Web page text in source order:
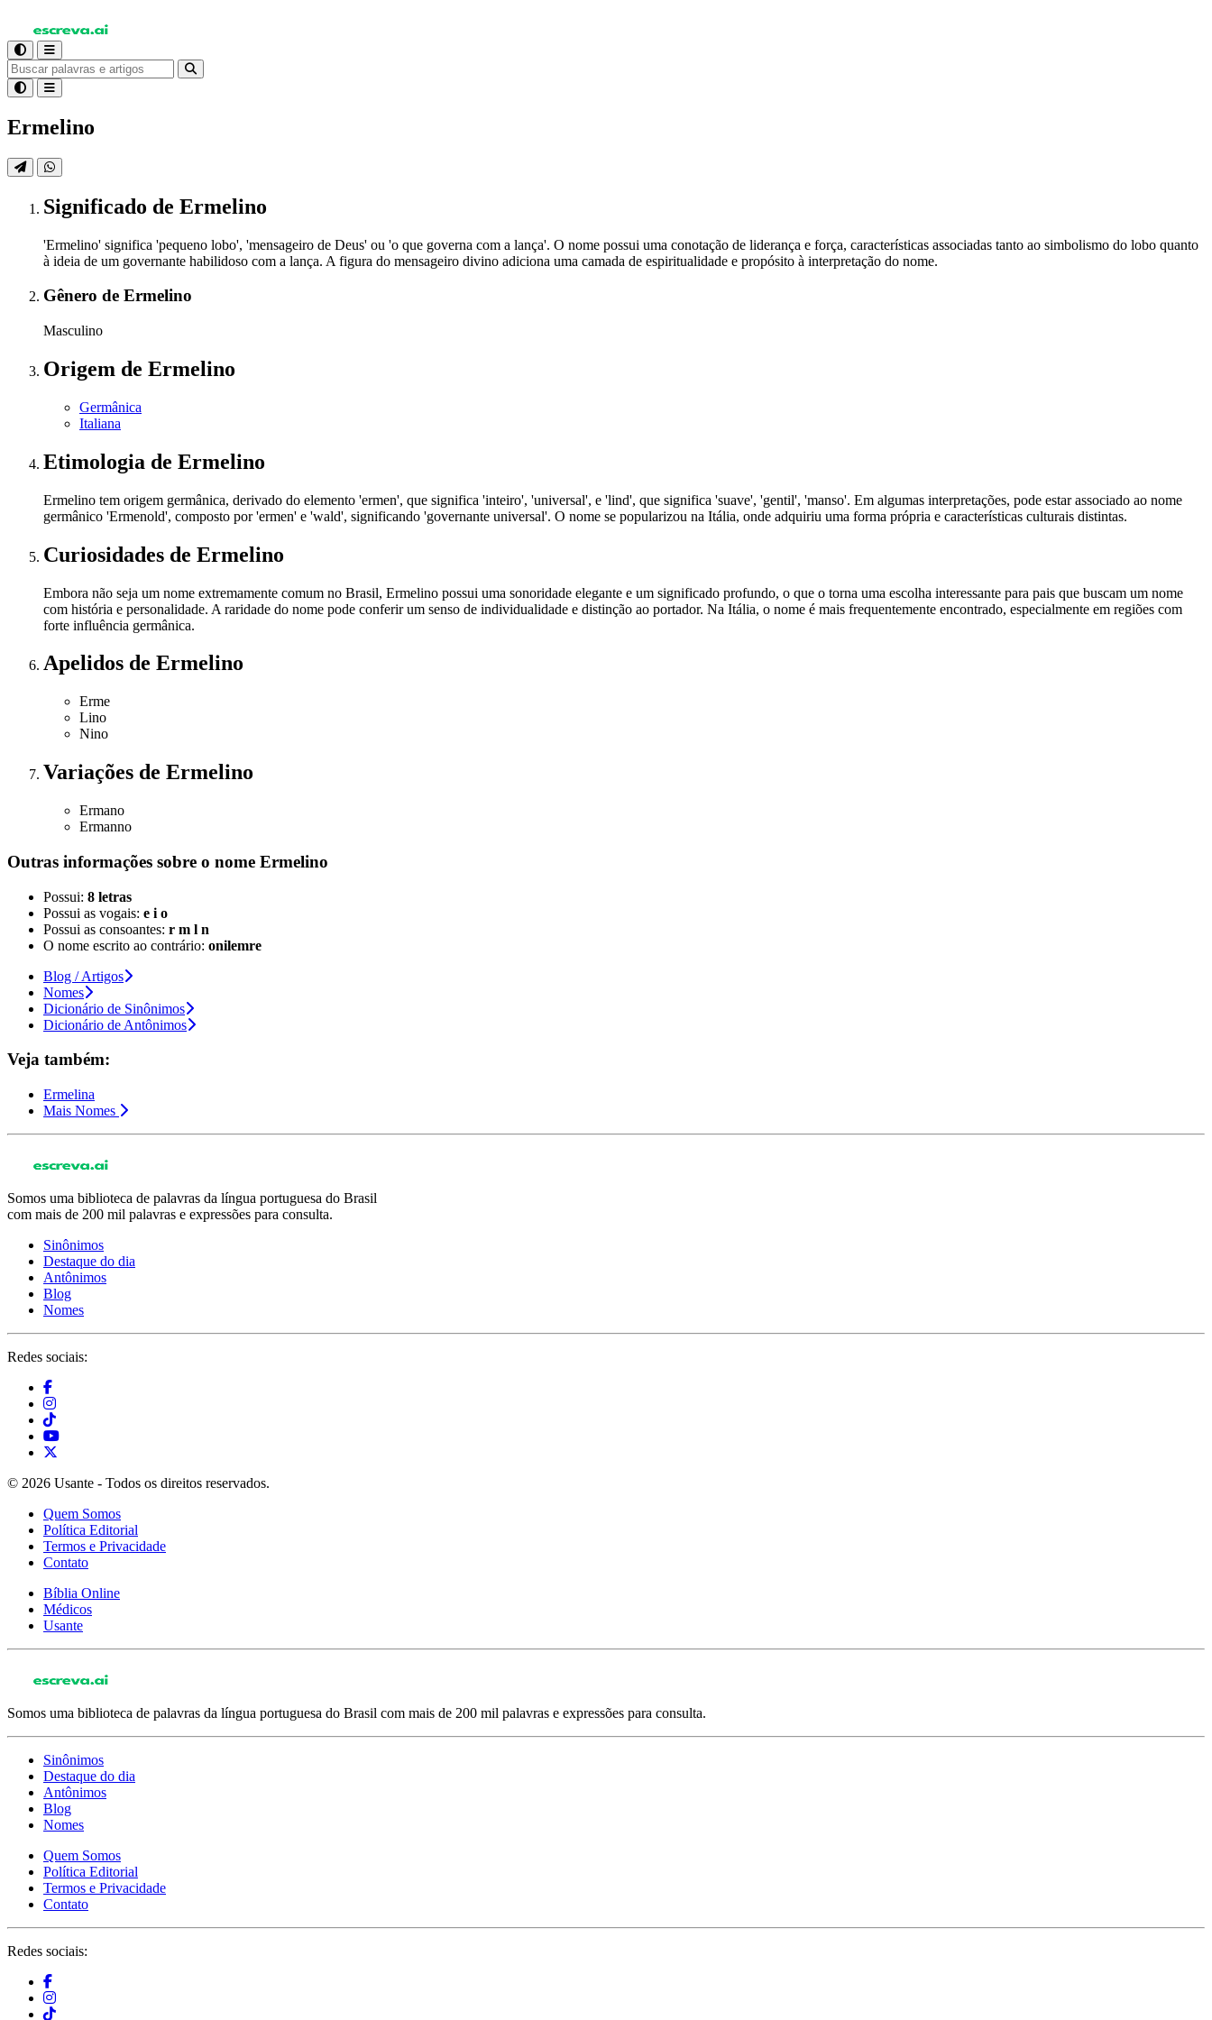
Ermelino
Significado de Ermelino
'Ermelino' significa 'pequeno lobo', 'mensageiro de Deus' ou 'o que governa com a lança'. O nome possui uma conotação de liderança e força, características associadas tanto ao simbolismo do lobo quanto
à ideia de um governante habilidoso com a lança. A figura do mensageiro divino adiciona uma camada de espiritualidade e propósito à interpretação do nome.
Gênero de Ermelino
Masculino
Origem de Ermelino
Germânica
Italiana
Etimologia de Ermelino
Ermelino tem origem germânica, derivado do elemento 'ermen', que significa 'inteiro', 'universal', e 'lind', que significa 'suave', 'gentil', 'manso'. Em algumas interpretações, pode estar associado ao nome
germânico 'Ermenold', composto por 'ermen' e 'wald', significando 'governante universal'. O nome se popularizou na Itália, onde adquiriu uma forma própria e características culturais distintas.
Curiosidades de Ermelino
Embora não seja um nome extremamente comum no Brasil, Ermelino possui uma sonoridade elegante e um significado profundo, o que o torna uma escolha interessante para pais que buscam um nome
com história e personalidade. A raridade do nome pode conferir um senso de individualidade e distinção ao portador. Na Itália, o nome é mais frequentemente encontrado, especialmente em regiões com
forte influência germânica.
Apelidos de Ermelino
Erme
Lino
Nino
Variações de Ermelino
Ermano
Ermanno
Outras informações sobre o nome Ermelino
Possui: 8 letras
Possui as vogais: e i o
Possui as consoantes: r m l n
O nome escrito ao contrário: onilemre
Blog / Artigos
Nomes
Dicionário de Sinônimos
Dicionário de Antônimos
Veja também:
Ermelina
Mais Nomes
Somos uma biblioteca de palavras da língua portuguesa do Brasil
com mais de 200 mil palavras e expressões para consulta.
Sinônimos
Destaque do dia
Antônimos
Blog
Nomes
Redes sociais:
© 2026 Usante - Todos os direitos reservados.
Quem Somos
Política Editorial
Termos e Privacidade
Contato
Bíblia Online
Médicos
Usante
Somos uma biblioteca de palavras da língua portuguesa do Brasil com mais de 200 mil palavras e expressões para consulta.
Sinônimos
Destaque do dia
Antônimos
Blog
Nomes
Quem Somos
Política Editorial
Termos e Privacidade
Contato
Redes sociais: